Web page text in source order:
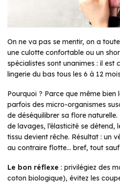
On ne va pas se mentir, on a
une culotte confortable ou un
spécialistes sont unanimes : il est
lingerie du bas tous les 6 à 12
Pourquoi ? Parce que même bien
parfois des micro-organismes
de déséquilibrer sa flore
de lavages, l’élasticité se détend,
tissu devient rêche. Résultat : un
au contraire flotte… bref, tout
Le bon réflexe : privilégiez des
coton biologique), évitez les